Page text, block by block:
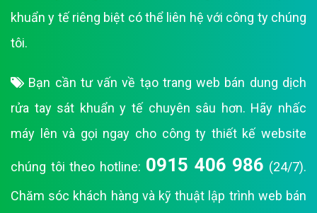
khuẩn y tế riêng biệt có thể liên hệ với công ty chúng
tôi.
Bạn cần tư vấn về tạo trang web bán dung dịch
rửa tay sát khuẩn y tế chuyên sâu hơn. Hãy nhấc
máy lên và gọi ngay cho công ty thiết kế website
chúng tôi theo hotline: 0915 406 986 (24/7).
Chăm sóc khách hàng và kỹ thuật lập trình web bán